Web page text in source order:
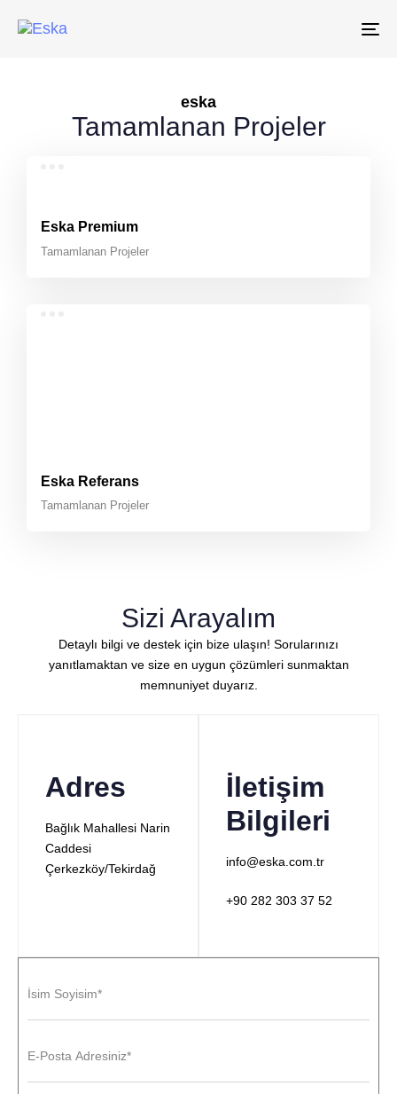
eska
Tamamlanan Projeler
Eska Premium
Tamamlanan Projeler
Eska Referans
Tamamlanan Projeler
Sizi Arayalım
Detaylı bilgi ve destek için bize ulaşın! Sorularınızı
yanıtlamaktan ve size en uygun çözümleri sunmaktan
memnuniyet duyarız.
Adres
Bağlık Mahallesi Narin
Caddesi
Çerkezköy/Tekirdağ
İletişim
Bilgileri
info@eska.com.tr
+90 282 303 37 52